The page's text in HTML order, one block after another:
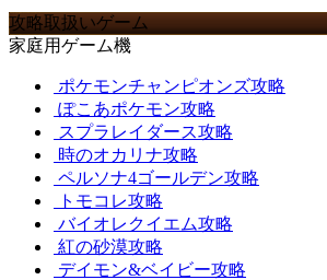
攻略取扱いゲーム
家庭用ゲーム機
ポケモンチャンピオンズ攻略
ぽこあポケモン攻略
スプラレイダース攻略
時のオカリナ攻略
ペルソナ4ゴールデン攻略
トモコレ攻略
バイオレクイエム攻略
紅の砂漠攻略
デイモン&ベイビー攻略